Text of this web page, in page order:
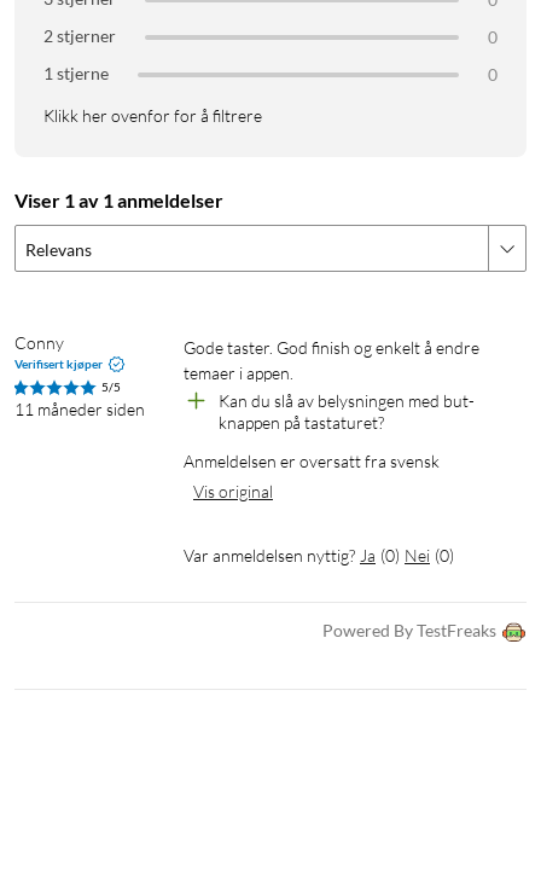
2 stjerner
0
1 stjerne
0
Klikk her ovenfor for å filtrere
Viser 1 av 1 anmeldelser
Relevans
Conny
Verifisert kjøper
5/5
11 måneder siden
Gode taster. God finish og enkelt å endre
temaer i appen.
Kan du slå av belysningen med but-
knappen på tastaturet?
Anmeldelsen er oversatt fra svensk
Vis original
Var anmeldelsen nyttig? Ja (0) Nei (0)
Powered By TestFreaks